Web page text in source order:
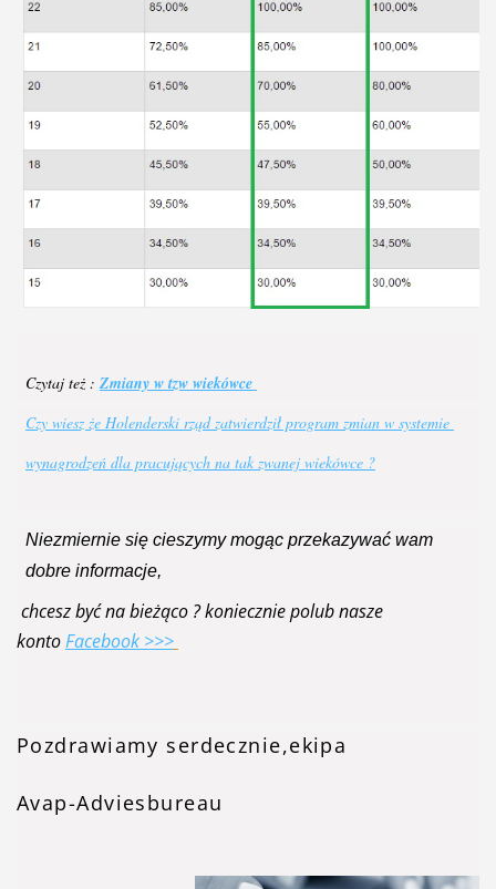
Czytaj też : Zmiany w tzw wiekówce
Czy wiesz że Holenderski rząd zatwierdził program zmian w systemie
wynagrodzeń dla pracujących na tak zwanej wiekówce ?
Niezmiernie się cieszymy mogąc przekazywać wam
chcesz być na bieżąco ? koniecznie polub nasze
kontoFacebook >>>
Pozdrawiamy serdecznie,ekipa
Avap-Adviesbureau